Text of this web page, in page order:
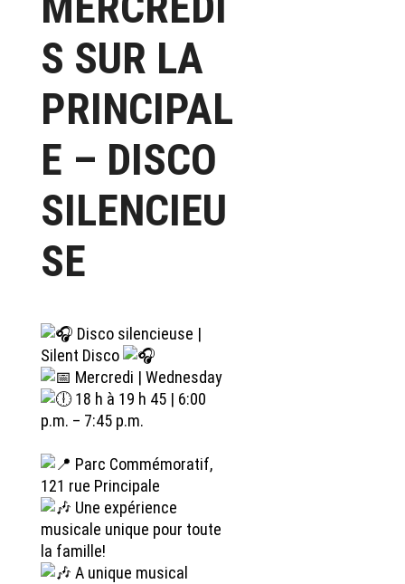
S SUR LA
PRINCIPAL
E – DISCO
SILENCIEU
SE
Disco silencieuse |
Silent Disco
Mercredi | Wednesday
18 h à 19 h 45 | 6:00
p.m. – 7:45 p.m.
Parc Commémoratif,
121 rue Principale
Une expérience
musicale unique pour toute
la famille!
A unique musical